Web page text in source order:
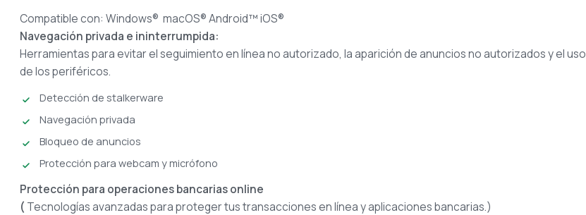
Compatible con: Windows® macOS® Android™ iOS®
Navegación privada e ininterrumpida:
Herramientas para evitar el seguimiento en línea no autorizado, la aparición de anuncios no autorizados y el uso
de los periféricos.
Detección de stalkerware
Navegación privada
Bloqueo de anuncios
Protección para webcam y micrófono
Protección para operaciones bancarias online
( Tecnologías avanzadas para proteger tus transacciones en línea y aplicaciones bancarias.)